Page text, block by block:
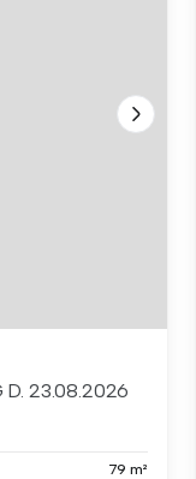
D. 23.08.2026
79 m²